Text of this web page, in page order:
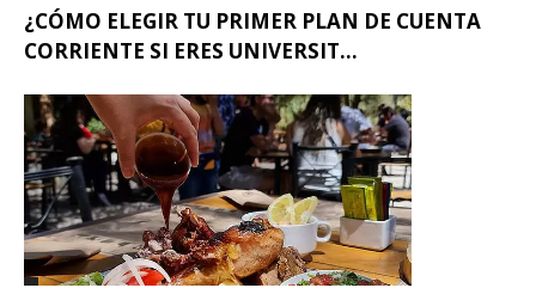
¿CÓMO ELEGIR TU PRIMER PLAN DE CUENTA
CORRIENTE SI ERES UNIVERSIT...